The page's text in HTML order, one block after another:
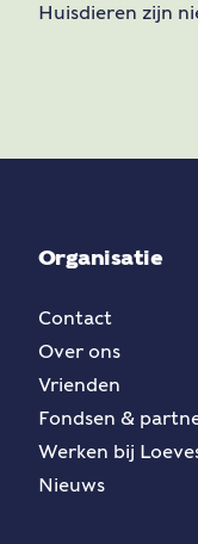
Huisdieren zijn
Organisatie
Contact
Over ons
Vrienden
Fondsen &
Werken bij
Nieuws